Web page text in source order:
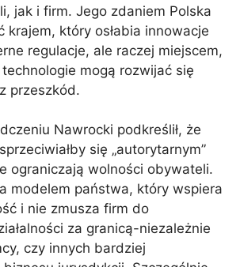
jak i firm. Jego zdaniem Polska
krajem, który osłabia innowacje
regulacje, ale raczej miejscem,
mogą rozwijać się
przeszkód.
Nawrocki podkreślił, że
się „autorytarnym”
ograniczają wolności obywateli.
modelem państwa, który wspiera
i nie zmusza firm do
za granicą-niezależnie
czy innych bardziej